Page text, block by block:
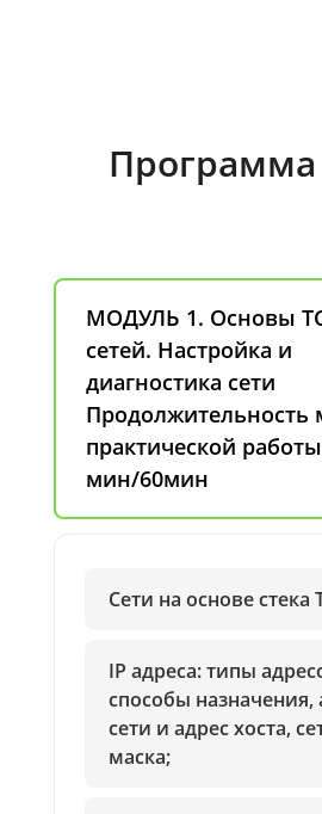
Программа
МОДУЛЬ 1. Основы
сетей. Настройка и
диагностика сети
Продолжительность
практической
мин/60мин
Сети на основе стека
IP адреса: типы
способы назначения,
сети и адрес хоста,
маска;